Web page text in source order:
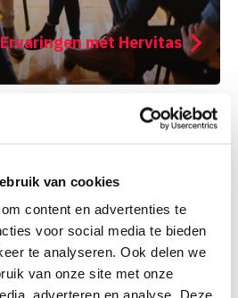
van cookies
content en advertenties te
voor social media te bieden
te analyseren. Ook delen we
van onze site met onze
adverteren en analyse. Deze
Ervaringen met Hervitas
jou